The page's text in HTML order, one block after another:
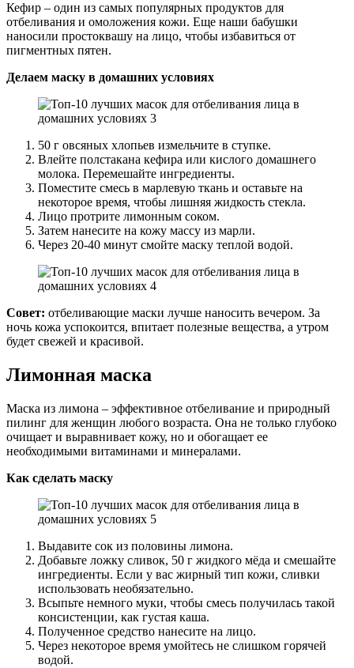
Кефир – один из самых популярных продуктов для
отбеливания и омоложения кожи. Еще наши бабушки
наносили простоквашу на лицо, чтобы избавиться от
пигментных пятен.
Делаем маску в домашних условиях
50 г овсяных хлопьев измельчите в ступке.
Влейте полстакана кефира или кислого домашнего
молока. Перемешайте ингредиенты.
Поместите смесь в марлевую ткань и оставьте на
некоторое время, чтобы лишняя жидкость стекла.
Лицо протрите лимонным соком.
Затем нанесите на кожу массу из марли.
Через 20-40 минут смойте маску теплой водой.
Совет: отбеливающие маски лучше наносить вечером. За
ночь кожа успокоится, впитает полезные вещества, а утром
будет свежей и красивой.
Лимонная маска
Маска из лимона – эффективное отбеливание и природный
пилинг для женщин любого возраста. Она не только глубоко
очищает и выравнивает кожу, но и обогащает ее
необходимыми витаминами и минералами.
Как сделать маску
Выдавите сок из половины лимона.
Добавьте ложку сливок, 50 г жидкого мёда и смешайте
ингредиенты. Если у вас жирный тип кожи, сливки
использовать необязательно.
Всыпьте немного муки, чтобы смесь получилась такой
консистенции, как густая каша.
Полученное средство нанесите на лицо.
Через некоторое время умойтесь не слишком горячей
водой.